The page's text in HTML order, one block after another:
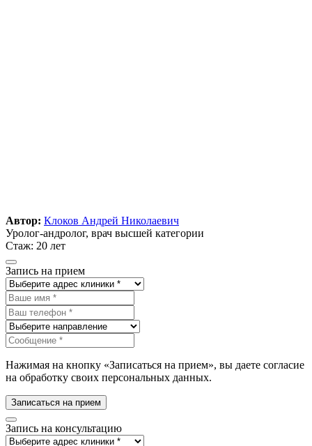
Автор: Клоков Андрей Николаевич
Уролог-андролог, врач высшей категории
Стаж: 20 лет
Запись на прием
Нажимая на кнопку «Записаться на прием», вы даете согласие
на обработку своих персональных данных.
Записаться на прием
Запись на консультацию